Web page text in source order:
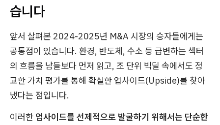
습니다
앞서 살펴본 2024-2025년 M&A 시장의 승자들에게는
공통점이 있습니다. 환경, 반도체, 수소 등 급변하는 섹터
의 흐름을 남들보다 먼저 읽고, 조 단위 빅딜 속에서도 정
교한 가치 평가를 통해 확실한 업사이드(Upside)를 찾아
냈다는 점입니다.
이러한 업사이드를 선제적으로 발굴하기 위해서는 단순한